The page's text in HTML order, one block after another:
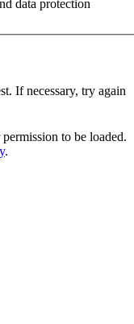
data protection
If necessary, try again
to be loaded.
.